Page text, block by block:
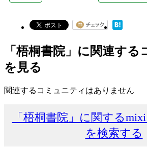
「梧桐書院」に関連する
を見る
関連するコミュニティはありません
「梧桐書院」に関する
を検索する